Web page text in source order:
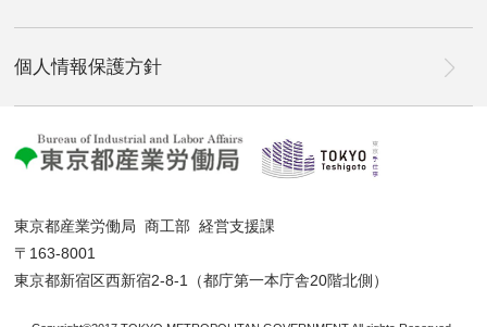
個人情報保護方針
東京都産業労働局 商工部 経営支援課
〒163-8001
東京都新宿区西新宿2-8-1（都庁第一本庁舎20階北側）